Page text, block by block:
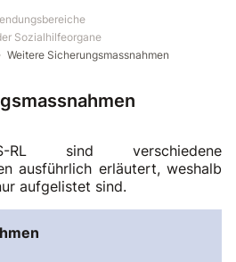
Sozialhilfeorgane
Weitere Sicherungsmassnahmen
sind verschiedene
ausführlich erläutert, weshalb
aufgelistet sind.